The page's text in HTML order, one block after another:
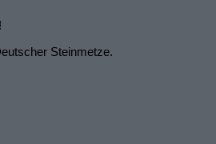
Steinmetze.